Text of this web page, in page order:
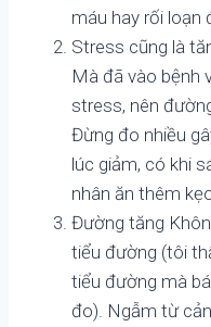
máu hay rối loạn
Stress cũng là
Mà đã vào bệnh
stress, nên
Đừng đo nhiều
lúc giảm, có khi
nhân ăn thêm
Đường tăng
tiểu đường (tôi
tiểu đường mà
đo). Ngẫm từ